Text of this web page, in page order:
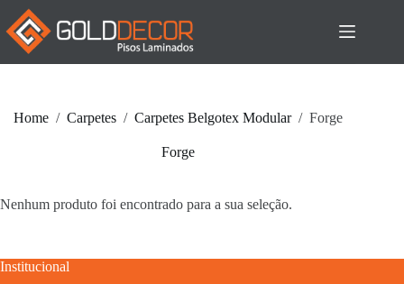
Pular
para
conteúdo
Home / Carpetes / Carpetes Belgotex Modular / Forge
Forge
Nenhum produto foi encontrado para a sua seleção.
Institucional